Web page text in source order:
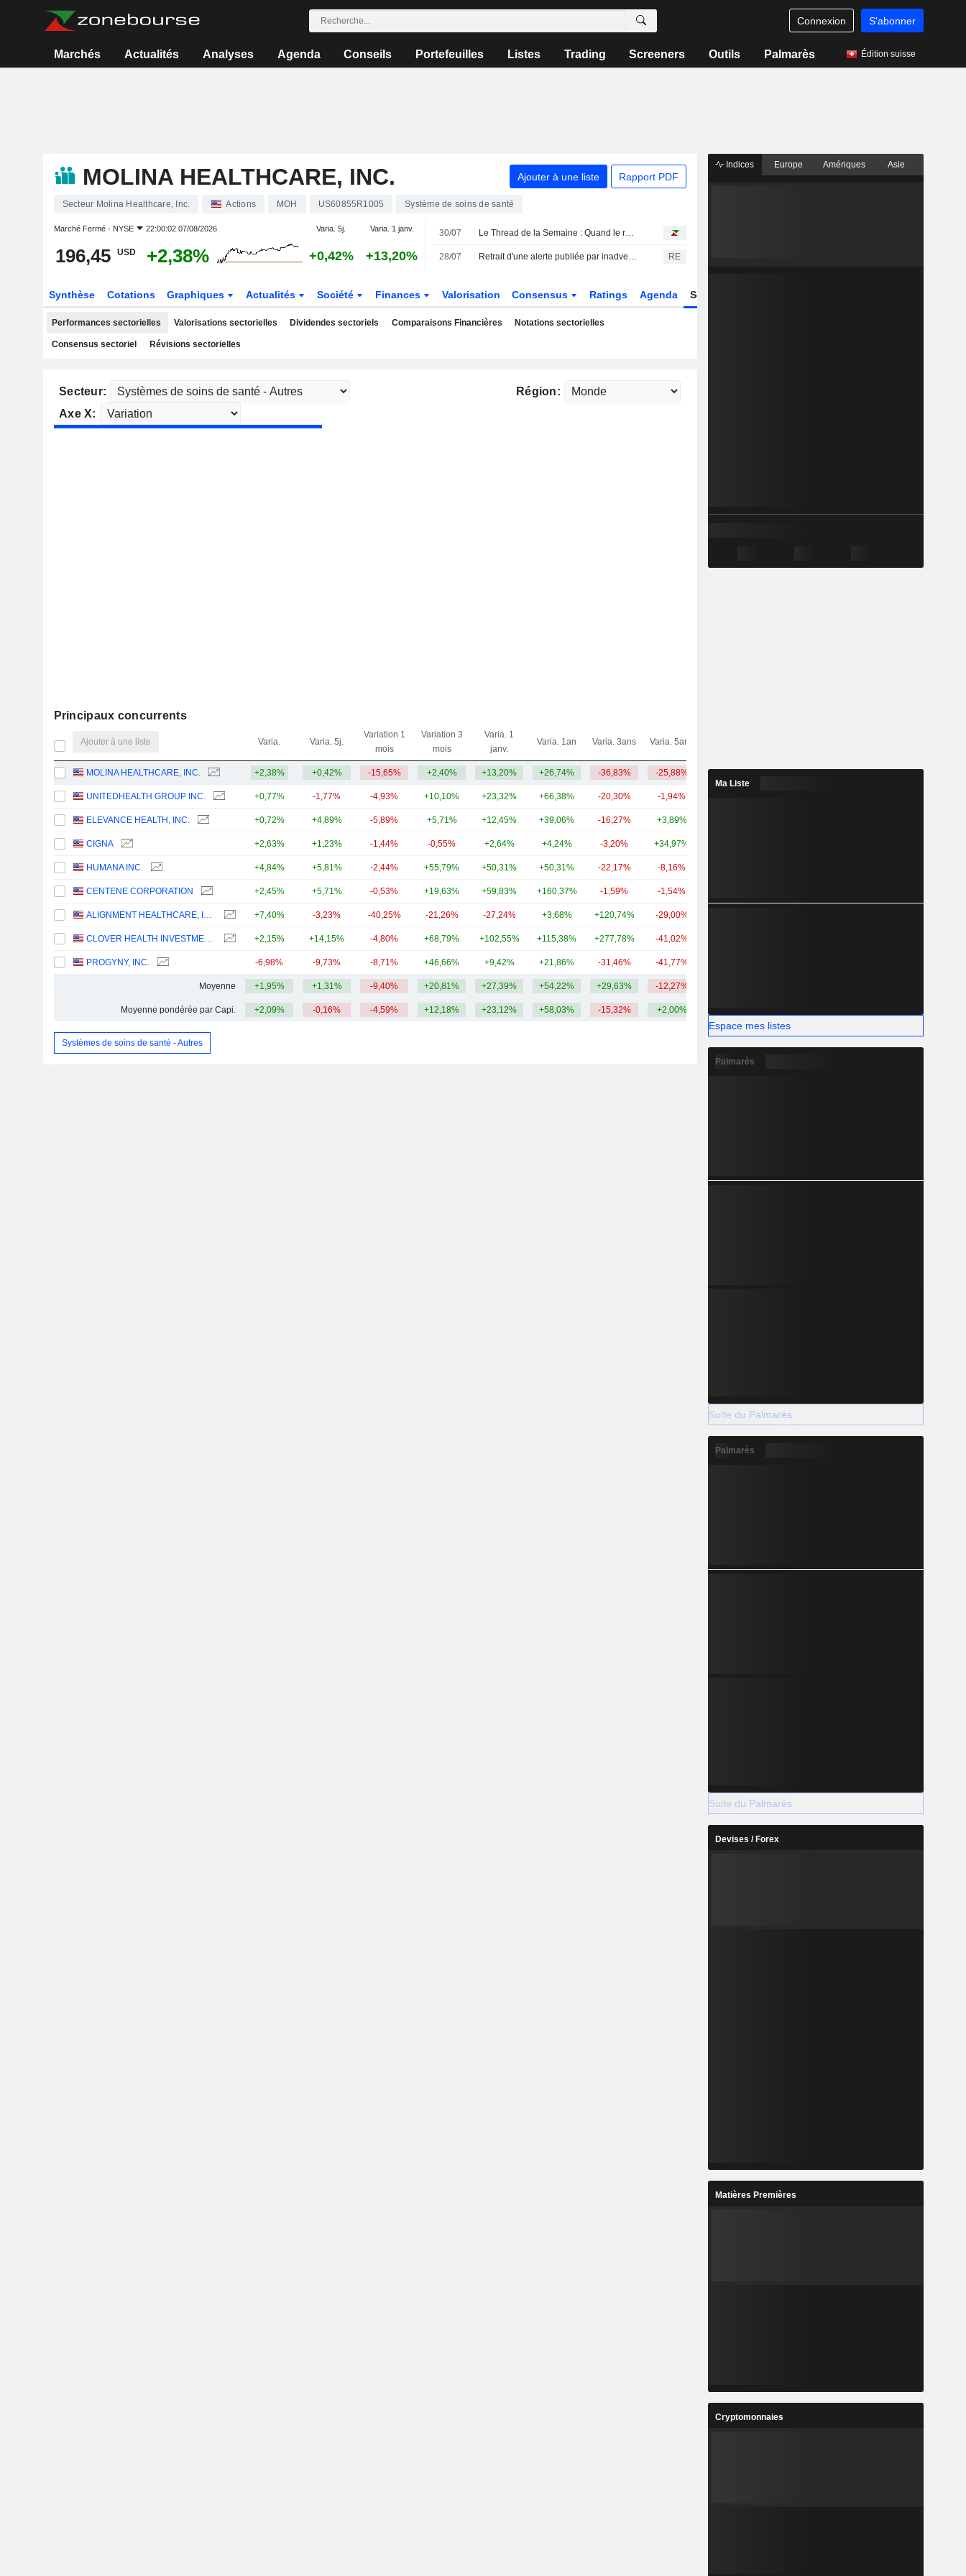
Connexion S'abonner
Marchés Actualités Analyses Agenda Conseils Portefeuilles Listes Trading Screeners Outils Palmarès Édition suisse
MOLINA HEALTHCARE, INC. Ajouter à une liste Rapport PDF
Secteur Molina Healthcare, Inc. Actions MOH US60855R1005 Système de soins de santé
Marché Fermé - NYSE 22:00:02 07/08/2026 Varia. 5j. Varia. 1 janv.
196,45 USD +2,38% +0,42% +13,20%
30/07 Le Thread de la Semaine : Quand le raffinage vaut plus que le brut
28/07 Retrait d'une alerte publiée par inadvertance concernant une enquête sur un cabinet d'avocats RE
Synthèse Cotations Graphiques Actualités Société Finances Valorisation Consensus Ratings Agenda Secteur
Performances sectorielles Valorisations sectorielles Dividendes sectoriels Comparaisons Financières Notations sectorielles
Consensus sectoriel Révisions sectorielles
Secteur:
Région:
Axe X:
Principaux concurrents
Ajouter à une liste Varia. Varia. 5j.
Variation 1
mois
Variation 3
mois
Varia. 1
janv.
Varia. 1an Varia. 3ans Varia. 5ans
MOLINA HEALTHCARE, INC. +2,38% +0,42% -15,65% +2,40% +13,20% +26,74% -36,83% -25,88% +234,16%
UNITEDHEALTH GROUP INC. +0,77% -1,77% -4,93% +10,10% +23,32% +66,38% -20,30% -1,94%
ELEVANCE HEALTH, INC. +0,72% +4,89% -5,89% +5,71% +12,45% +39,06% -16,27% +3,89%
CIGNA +2,63% +1,23% -1,44% -0,55% +2,64% +4,24% -3,20% +34,97%
HUMANA INC. +4,84% +5,81% -2,44% +55,79% +50,31% +50,31% -22,17% -8,16%
CENTENE CORPORATION +2,45% +5,71% -0,53% +19,63% +59,83% +160,37% -1,59% -1,54%
ALIGNMENT HEALTHCARE, INC. +7,40% -3,23% -40,25% -21,26% -27,24% +3,68% +120,74% -29,00%
CLOVER HEALTH INVESTMENTS, CORP. +2,15% +14,15% -4,80% +68,79% +102,55% +115,38% +277,78% -41,02%
PROGYNY, INC. -6,98% -9,73% -8,71% +46,66% +9,42% +21,86% -31,46% -41,77%
Moyenne +1,95% +1,31% -9,40% +20,81% +27,39% +54,22% +29,63% -12,27%
Moyenne pondérée par Capi. +2,09% -0,16% -4,59% +12,18% +23,12% +58,03% -15,32% +2,00%
Systèmes de soins de santé - Autres
Indices Europe Amériques Asie
Ma Liste
Espace mes listes
Palmarès
Suite du Palmarès
Palmarès
Suite du Palmarès
Devises / Forex
Matières Premières
Cryptomonnaies